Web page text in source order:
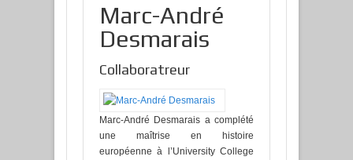
Marc-André
Desmarais
Collaboratreur
Marc-André Desmarais a complété
une maîtrise en histoire
européenne à l’University College